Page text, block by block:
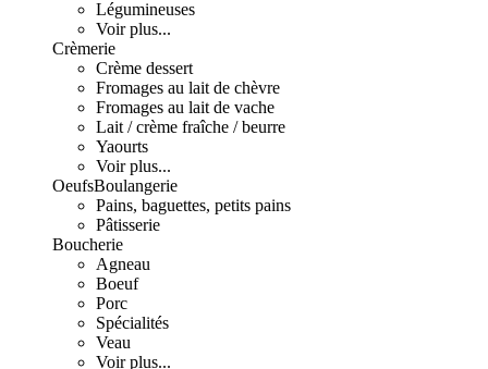
Légumineuses
Voir plus...
Crèmerie
Crème dessert
Fromages au lait de chèvre
Fromages au lait de vache
Lait / crème fraîche / beurre
Yaourts
Voir plus...
OeufsBoulangerie
Pains, baguettes, petits pains
Pâtisserie
Boucherie
Agneau
Boeuf
Porc
Spécialités
Veau
Voir plus...